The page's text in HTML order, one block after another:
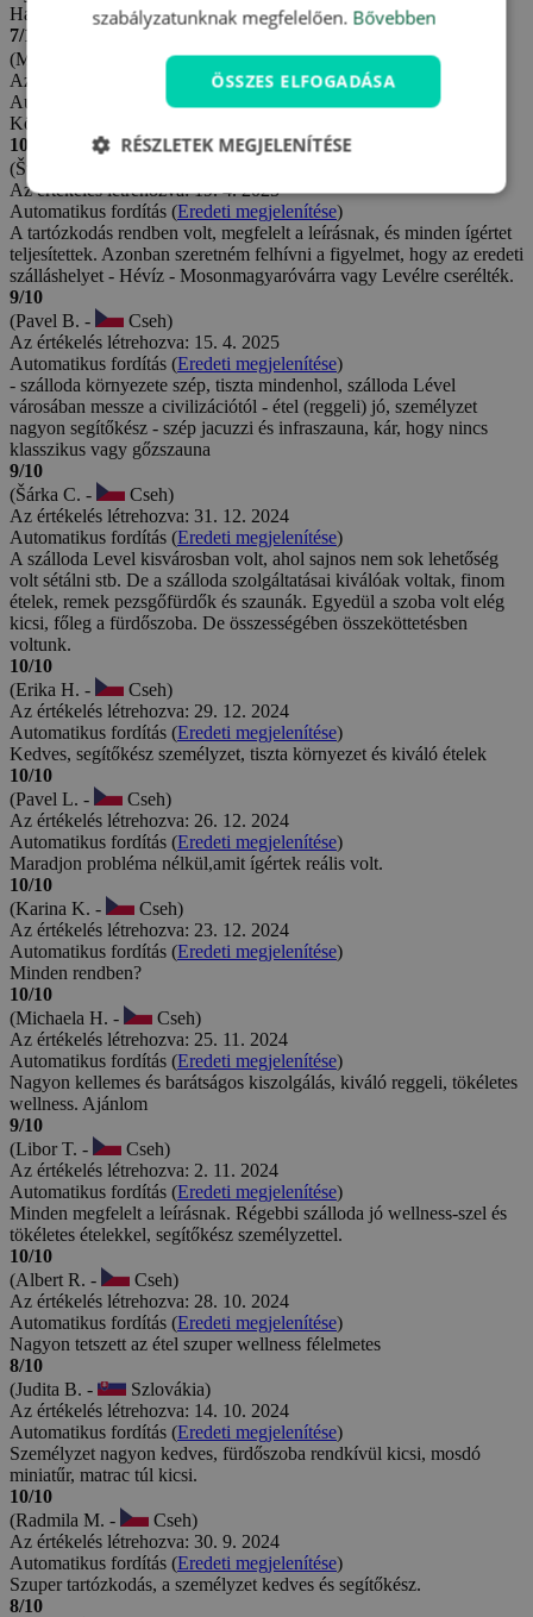
Hatalmas adagok.
7/10
(Michal Š. -
Cseh)
Az értékelés létrehozva: 8. 8. 2025
Automatikus fordítás (
Környezet rendben.
10/10
(Štefan K. -
Az értékelés létrehozva: 19. 4. 2025
Automatikus fordítás (Eredeti megjelenítése)
A tartózkodás rendben volt, megfelelt a leírásnak, és minden ígértet
teljesítettek. Azonban szeretném felhívni a figyelmet, hogy az eredeti
szálláshelyet - Hévíz - Mosonmagyaróvárra vagy Levélre cserélték.
9/10
(Pavel B. -
Cseh)
Az értékelés létrehozva: 15. 4. 2025
Automatikus fordítás (Eredeti megjelenítése)
- szálloda környezete szép, tiszta mindenhol, szálloda Lével
városában messze a civilizációtól - étel (reggeli) jó, személyzet
nagyon segítőkész - szép jacuzzi és infraszauna, kár, hogy nincs
klasszikus vagy gőzszauna
9/10
(Šárka C. -
Cseh)
Az értékelés létrehozva: 31. 12. 2024
Automatikus fordítás (Eredeti megjelenítése)
A szálloda Level kisvárosban volt, ahol sajnos nem sok lehetőség
volt sétálni stb. De a szálloda szolgáltatásai kiválóak voltak, finom
ételek, remek pezsgőfürdők és szaunák. Egyedül a szoba volt elég
kicsi, főleg a fürdőszoba. De összességében összeköttetésben
voltunk.
10/10
(Erika H. -
Cseh)
Az értékelés létrehozva: 29. 12. 2024
Automatikus fordítás (Eredeti megjelenítése)
Kedves, segítőkész személyzet, tiszta környezet és kiváló ételek
10/10
(Pavel L. -
Cseh)
Az értékelés létrehozva: 26. 12. 2024
Automatikus fordítás (Eredeti megjelenítése)
Maradjon probléma nélkül,amit ígértek reális volt.
10/10
(Karina K. -
Cseh)
Az értékelés létrehozva: 23. 12. 2024
Automatikus fordítás (Eredeti megjelenítése)
Minden rendben?
10/10
(Michaela H. -
Cseh)
Az értékelés létrehozva: 25. 11. 2024
Automatikus fordítás (Eredeti megjelenítése)
Nagyon kellemes és barátságos kiszolgálás, kiváló reggeli, tökéletes
wellness. Ajánlom
9/10
(Libor T. -
Cseh)
Az értékelés létrehozva: 2. 11. 2024
Automatikus fordítás (Eredeti megjelenítése)
Minden megfelelt a leírásnak. Régebbi szálloda jó wellness-szel és
tökéletes ételekkel, segítőkész személyzettel.
10/10
(Albert R. -
Cseh)
Az értékelés létrehozva: 28. 10. 2024
Automatikus fordítás (Eredeti megjelenítése)
Nagyon tetszett az étel szuper wellness félelmetes
8/10
(Judita B. -
Szlovákia)
Az értékelés létrehozva: 14. 10. 2024
Automatikus fordítás (Eredeti megjelenítése)
Személyzet nagyon kedves, fürdőszoba rendkívül kicsi, mosdó
miniatűr, matrac túl kicsi.
10/10
(Radmila M. -
Cseh)
Az értékelés létrehozva: 30. 9. 2024
Automatikus fordítás (Eredeti megjelenítése)
Szuper tartózkodás, a személyzet kedves és segítőkész.
8/10
szabályzatunknak megfelelően. Bővebben
ÖSSZES ELFOGADÁSA
RÉSZLETEK MEGJELENÍTÉSE